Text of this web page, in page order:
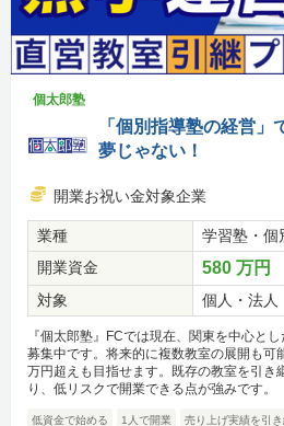
個太郎塾
「個別指導塾の経営」
夢じゃない！
開業お祝い金対象企業
業種
学習塾・個
開業資金
580 万円
対象 個人・法人
『個太郎塾』FCでは現在、関東を中心と
募集中です。将来的に複数教室の展開も可
万円超えも目指せます。既存の教室を引き
り、低リスクで開業できる点が強みです。
低資金で始める 1人で開業 売り上げ実績を引き